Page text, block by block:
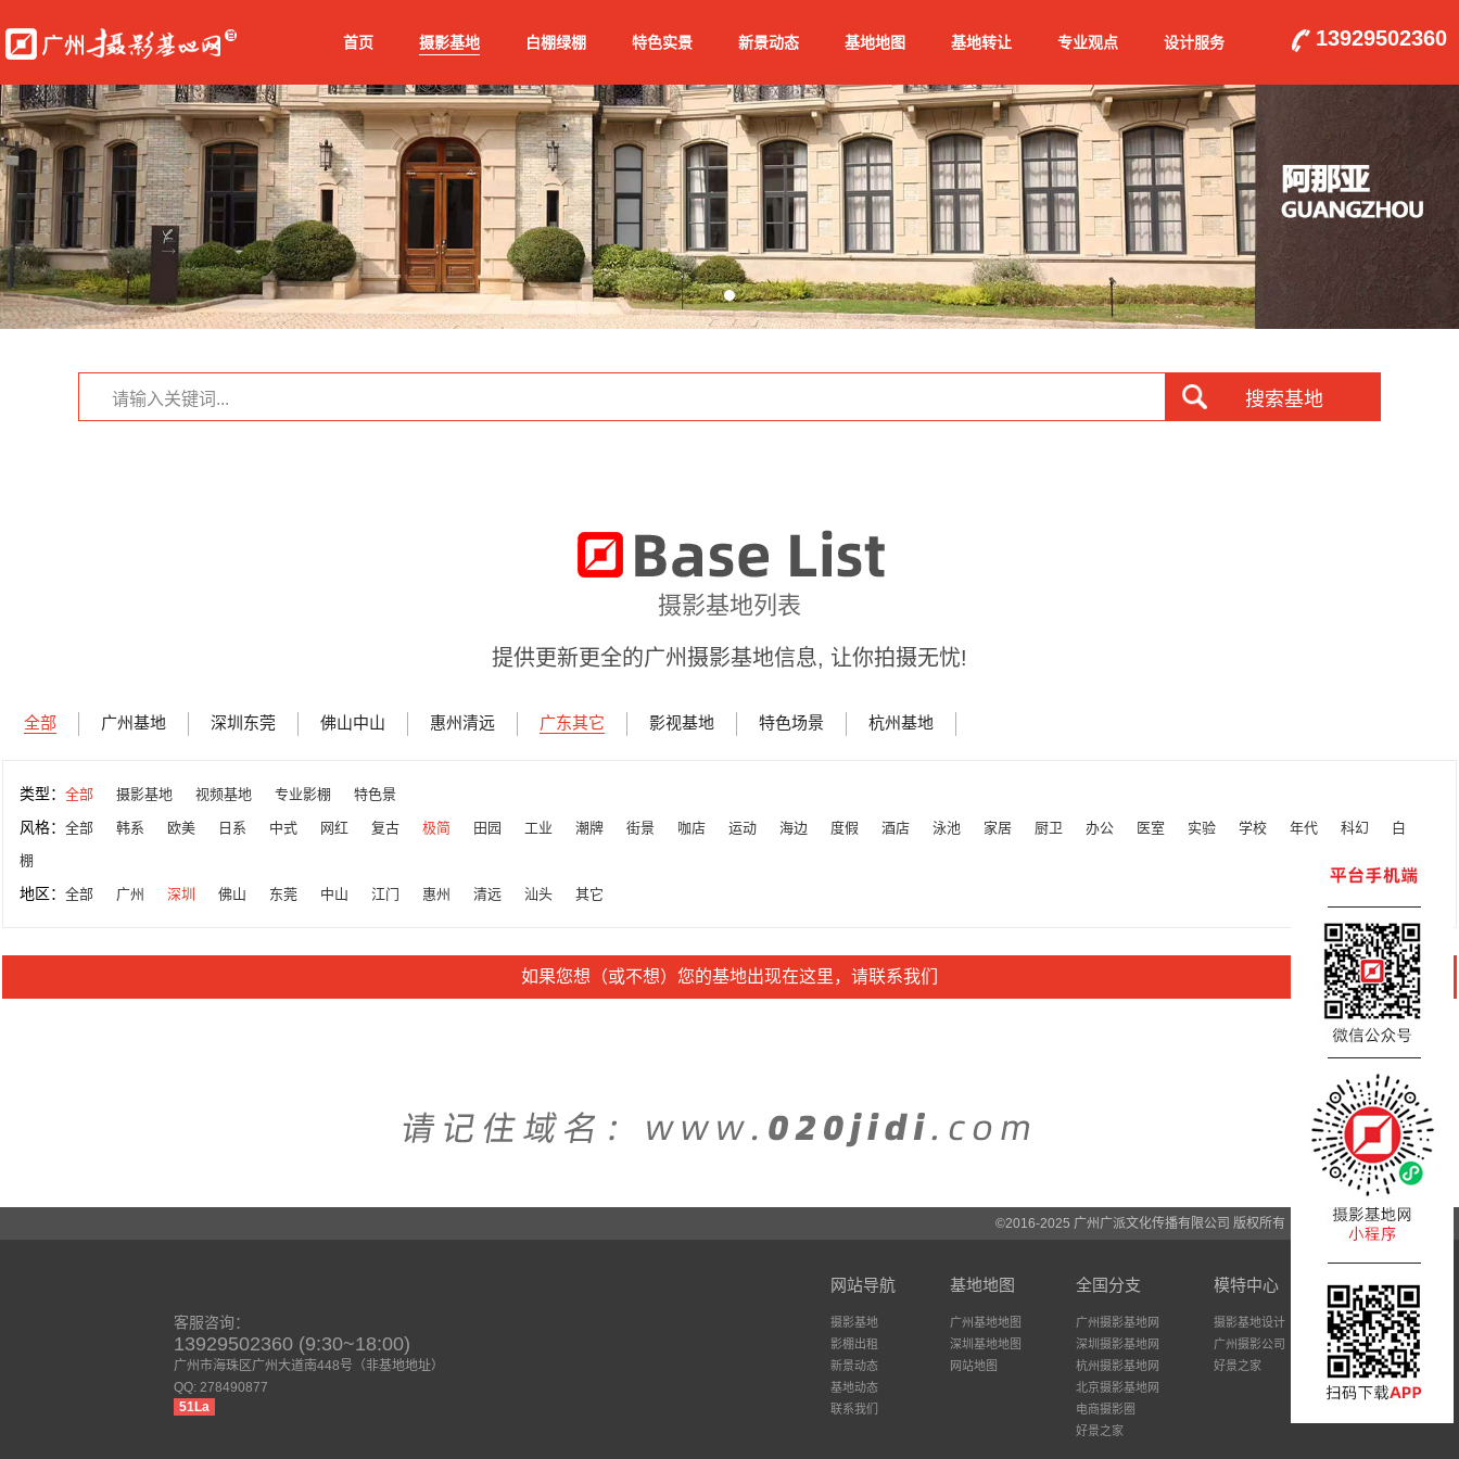
首页 摄影基地 白棚绿棚 特色实景 新景动态 基地地图 基地转让 专业观点 设计服务 13929502360
搜索基地
摄影基地列表
提供更新更全的广州摄影基地信息, 让你拍摄无忧!
全部 广州基地 深圳东莞 佛山中山 惠州清远 广东其它 影视基地 特色场景 杭州基地
类型： 全部 摄影基地 视频基地 专业影棚 特色景
风格： 全部 韩系 欧美 日系 中式 网红 复古 极简 田园 工业 潮牌 街景 咖店 运动 海边 度假 酒店 泳池 家居 厨卫 办公 医室 实验 学校 年代 科幻
白
棚
地区： 全部 广州 深圳 佛山 东莞 中山 江门 惠州 清远 汕头 其它
如果您想（或不想）您的基地出现在这里，请联系我们
©2016-2025 广州广派文化传播有限公司 版权所有
客服咨询：
13929502360 (9:30~18:00)
广州市海珠区广州大道南448号（非基地地址）
QQ: 278490877
51La
网站导航
摄影基地
影棚出租
新景动态
基地动态
联系我们
基地地图
广州基地地图
深圳基地地图
网站地图
全国分支
广州摄影基地网
深圳摄影基地网
杭州摄影基地网
北京摄影基地网
电商摄影圈
好景之家
模特中心
摄影基地设计
广州摄影公司
好景之家